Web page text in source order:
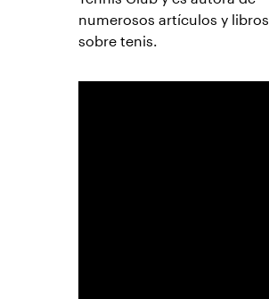
numerosos artículos y libros
sobre tenis.